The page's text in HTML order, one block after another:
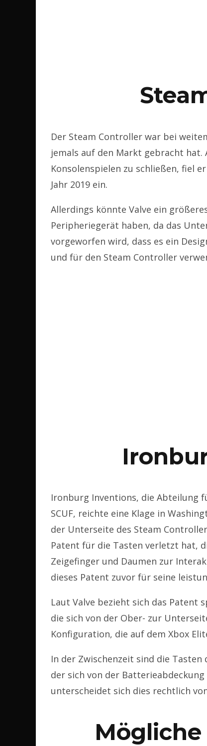
Der Steam Controller war bei
jemals auf den Markt gebracht hat.
Konsolenspielen zu schließen, fiel
Jahr 2019 ein.
Allerdings könnte Valve ein
Peripheriegerät haben, da das
vorgeworfen wird, dass es ein
und für den Steam Controller
Ironburg Inventions, die Abteilung
SCUF, reichte eine Klage in
der Unterseite des Steam
Patent für die Tasten verletzt hat,
Zeigefinger und Daumen zur
dieses Patent zuvor für seine
Laut Valve bezieht sich das Patent
die sich von der Ober- zur
Konfiguration, die auf dem Xbox
In der Zwischenzeit sind die
der sich von der
unterscheidet sich dies rechtlich